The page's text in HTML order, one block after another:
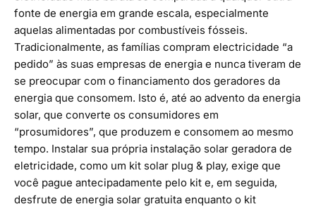
fonte de energia em grande escala, especialmente
aquelas alimentadas por combustíveis fósseis.
Tradicionalmente, as famílias compram electricidade “a
pedido” às suas empresas de energia e nunca tiveram de
se preocupar com o financiamento dos geradores da
energia que consomem. Isto é, até ao advento da energia
solar, que converte os consumidores em
“prosumidores”, que produzem e consomem ao mesmo
tempo. Instalar sua própria instalação solar geradora de
eletricidade, como um kit solar plug & play, exige que
você pague antecipadamente pelo kit e, em seguida,
desfrute de energia solar gratuita enquanto o kit